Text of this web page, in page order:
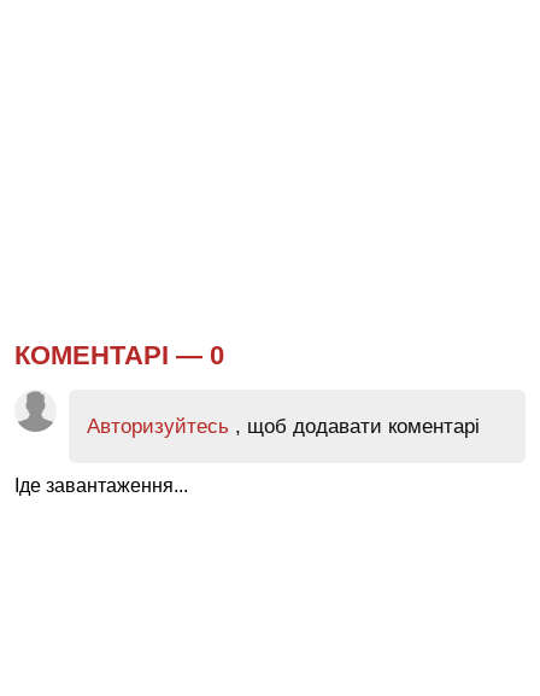
КОМЕНТАРІ — 0
Авторизуйтесь , щоб додавати коментарі
Іде завантаження...